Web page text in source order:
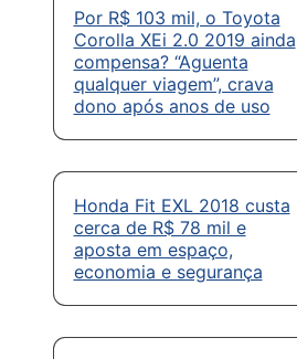
Por R$ 103 mil, o Toyota
Corolla XEi 2.0 2019 ainda
compensa? “Aguenta
qualquer viagem”, crava
dono após anos de uso
Honda Fit EXL 2018 custa
cerca de R$ 78 mil e
aposta em espaço,
economia e segurança